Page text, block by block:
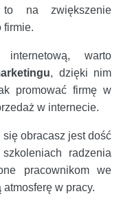
to na zwiększenie
firmie.
warto
, dzięki nim
promować firmę w
w internecie.
obracasz jest dość
radzenia
pracownikom we
w pracy.